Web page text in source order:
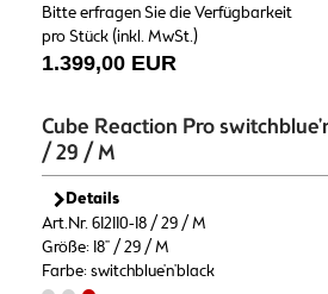
Bitte erfragen Sie die Verfügbarkeit
pro Stück (inkl. MwSt.)
1.399,00 EUR
Cube Reaction Pro
/ 29 / M
Details
Art.Nr. 612110-18 / 29 / M
Größe: 18" / 29 / M
Farbe: switchblue'n'black